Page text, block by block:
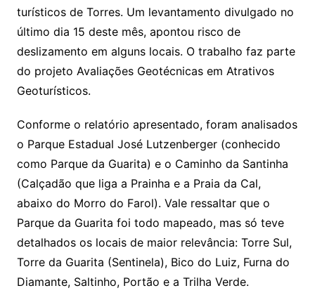
turísticos de Torres. Um levantamento divulgado no
último dia 15 deste mês, apontou risco de
deslizamento em alguns locais. O trabalho faz parte
do projeto Avaliações Geotécnicas em Atrativos
Geoturísticos.
Conforme o relatório apresentado, foram analisados
o Parque Estadual José Lutzenberger (conhecido
como Parque da Guarita) e o Caminho da Santinha
(Calçadão que liga a Prainha e a Praia da Cal,
abaixo do Morro do Farol). Vale ressaltar que o
Parque da Guarita foi todo mapeado, mas só teve
detalhados os locais de maior relevância: Torre Sul,
Torre da Guarita (Sentinela), Bico do Luiz, Furna do
Diamante, Saltinho, Portão e a Trilha Verde.